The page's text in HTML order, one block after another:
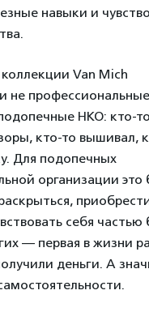
навыки и
Van Mich
не профессиональные
НКО: кто-то
кто-то вышивал,
Для подопечных
организации это
себя частью
— первая в жизни
деньги. А